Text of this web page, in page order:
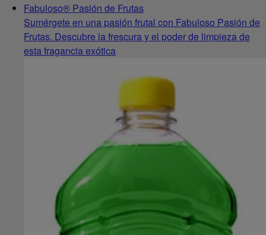
Fabuloso® Pasión de Frutas
Sumérgete en una pasión frutal con Fabuloso Pasión de
Frutas. Descubre la frescura y el poder de limpieza de
esta fragancia exótica